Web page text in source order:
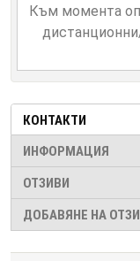
Към момента
КОНТАКТИ
ИНФОРМАЦИЯ
ОТЗИВИ
ДОБАВЯНЕ НА